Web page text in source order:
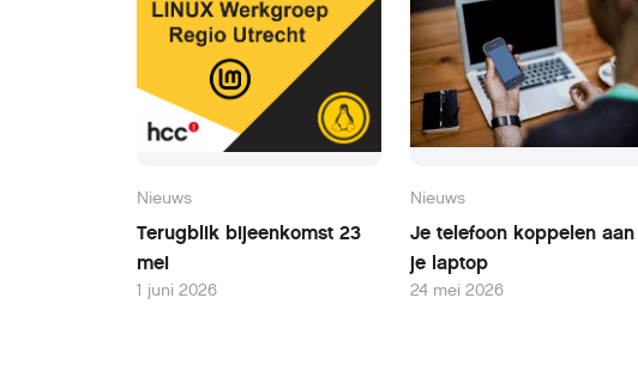
Nieuws
Terugblik bijeenkomst 23
mei
1 juni 2026
Nieuws
Je telefoon koppelen aan
je laptop
24 mei 2026